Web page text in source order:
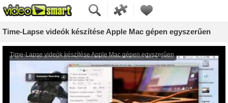
Time-Lapse videók készítése Apple Mac gépen egyszerűen